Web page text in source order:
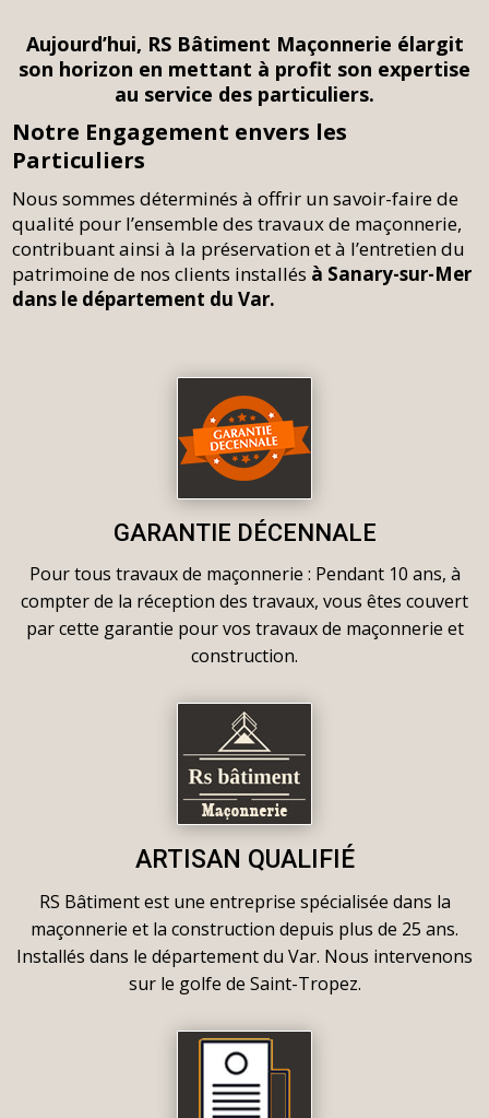
Aujourd’hui, RS Bâtiment Maçonnerie élargit
son horizon en mettant à profit son expertise
au service des particuliers.
Notre Engagement envers les
Particuliers
Nous sommes déterminés à offrir un savoir-faire de
qualité pour l’ensemble des travaux de maçonnerie,
contribuant ainsi à la préservation et à l’entretien du
patrimoine de nos clients installés à Sanary-sur-Mer
dans le département du Var.
GARANTIE DÉCENNALE
Pour tous travaux de maçonnerie : Pendant 10 ans, à
compter de la réception des travaux, vous êtes couvert
par cette garantie pour vos travaux de maçonnerie et
construction.
ARTISAN QUALIFIÉ
RS Bâtiment est une entreprise spécialisée dans la
maçonnerie et la construction depuis plus de 25 ans.
Installés dans le département du Var. Nous intervenons
sur le golfe de Saint-Tropez.